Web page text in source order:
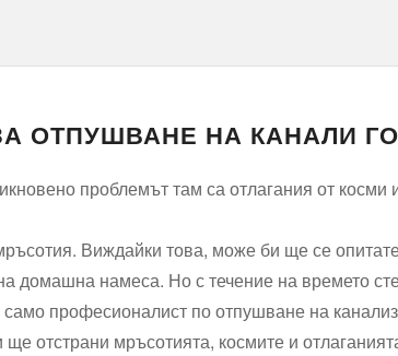
ОТПУШВАНЕ НА КАНАЛИ
проблемът там са отлагания от
Виждайки това, може би ще се
намеса. Но с течение на времето
само професионалист по отпушване на
отстрани мръсотията, космите и